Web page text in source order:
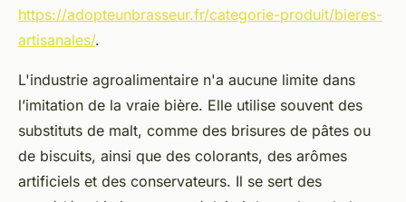
https://adopteunbrasseur.fr/categorie-produit/bieres-
artisanales/.
L'industrie agroalimentaire n'a aucune limite dans
l’imitation de la vraie bière. Elle utilise souvent des
substituts de malt, comme des brisures de pâtes ou
de biscuits, ainsi que des colorants, des arômes
artificiels et des conservateurs. Il se sert des